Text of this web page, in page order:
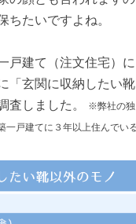
ちたいですよね。
戸建て（注文住宅）
「玄関に収納したい靴
査しました。
※弊社の独
一戸建てに３年以上住んでい